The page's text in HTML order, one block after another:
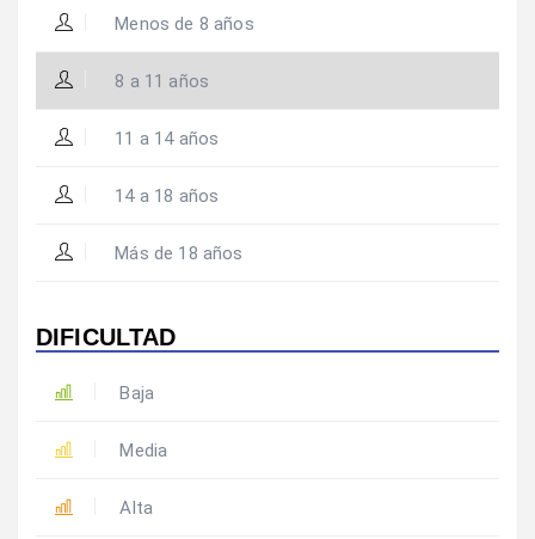
Menos de 8 años
8 a 11 años
11 a 14 años
14 a 18 años
Más de 18 años
DIFICULTAD
Baja
Media
Alta